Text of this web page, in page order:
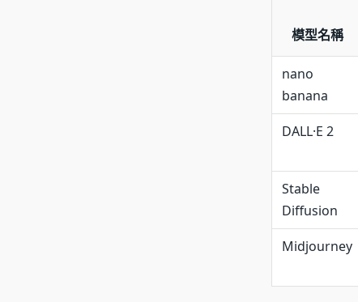
模型名稱
nano
banana
DALL·E 2
Stable
Diffusion
Midjourney